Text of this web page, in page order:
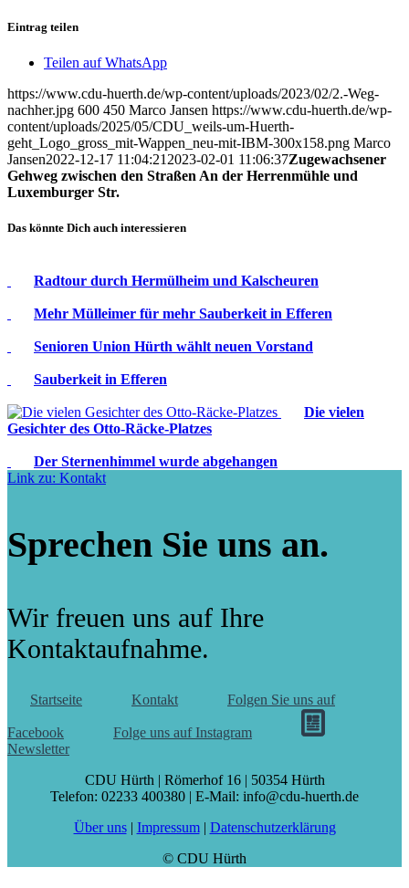
Eintrag teilen
Teilen auf WhatsApp
https://www.cdu-huerth.de/wp-content/uploads/2023/02/2.-Weg-
nachher.jpg 600 450 Marco Jansen https://www.cdu-huerth.de/wp-
content/uploads/2025/05/CDU_weils-um-Huerth-
geht_Logo_gross_mit-Wappen_neu-mit-IBM-300x158.png Marco
Jansen2022-12-17 11:04:21 2023-02-01 11:06:37Zugewachsener
Gehweg zwischen den Straßen An der Herrenmühle und
Luxemburger Str.
Das könnte Dich auch interessieren
Radtour durch Hermülheim und Kalscheuren
Mehr Mülleimer für mehr Sauberkeit in Efferen
Senioren Union Hürth wählt neuen Vorstand
Sauberkeit in Efferen
Die vielen
Gesichter des Otto-Räcke-Platzes
Der Sternenhimmel wurde abgehangen
Link zu: Kontakt
Sprechen Sie uns an.
Wir freuen uns auf Ihre
Kontaktaufnahme.
Startseite Kontakt Folgen Sie uns auf
Facebook
Folge uns auf Instagram
Newsletter
CDU Hürth | Römerhof 16 | 50354 Hürth
Telefon: 02233 400380 | E-Mail: info@cdu-huerth.de
Über uns| Impressum| Datenschutzerklärung
© CDU Hürth